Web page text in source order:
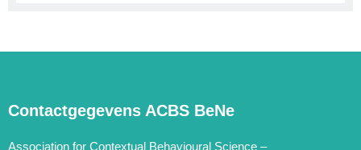
Contactgegevens ACBS BeNe
Association for Contextual Behavioural Science –